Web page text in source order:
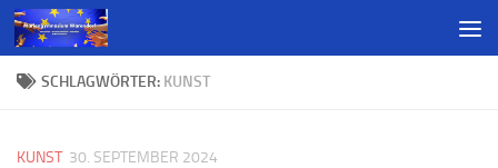
SCHLAGWÖRTER: KUNST
KUNST 30. SEPTEMBER 2024